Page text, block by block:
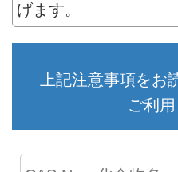
げます。
上記注意事項をお
ご利用